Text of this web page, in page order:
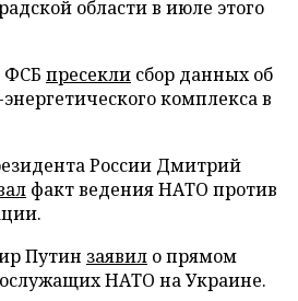
области в июле этого
ФСБ пресекли сбор данных об
комплекса в
России Дмитрий
факт ведения НАТО против
Путин заявил о прямом
НАТО на Украине.